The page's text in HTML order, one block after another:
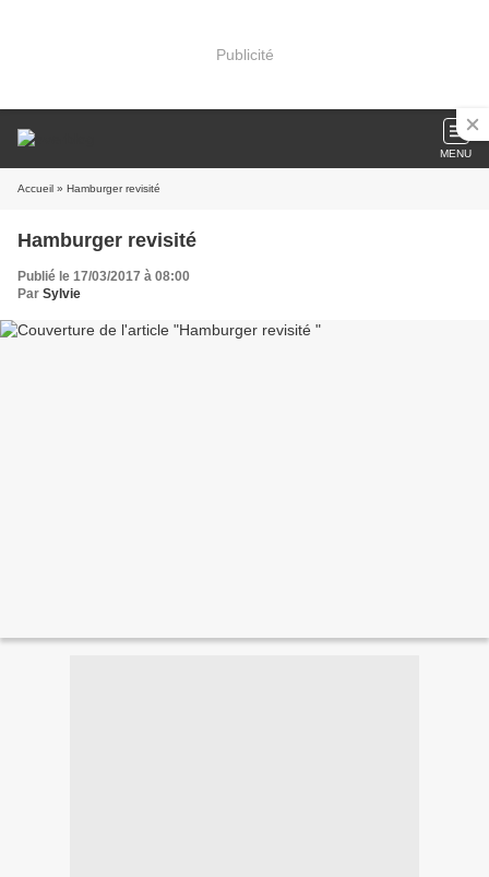
Publicité
MENU
Accueil » Hamburger revisité
Hamburger revisité
Publié le 17/03/2017 à 08:00
Par Sylvie